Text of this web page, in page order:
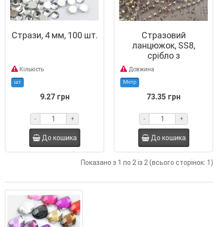
Стрази, 4 мм, 100 шт.
Кількість
шт
9.27 грн
- +
До кошика
Стразовий
ланцюжок, SS8,
срібло з
перламутром,
Довжина
Метр
73.35 грн
- +
До кошика
Показано з 1 по 2 із 2 (всього сторінок: 1)